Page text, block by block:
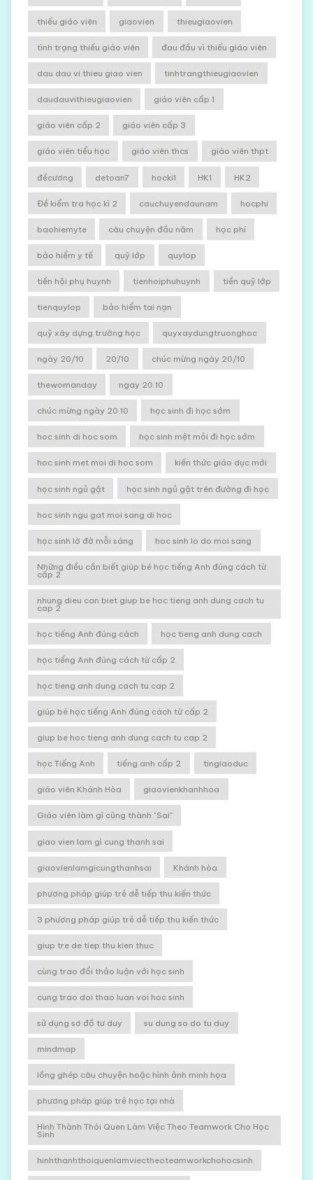
thiếu giáo viên giaovien thieugiaovien
tình trạng thiếu giáo viên đau đầu vì thiếu giáo viên
dau dau vi thieu giao vien tinhtrangthieugiaovien
daudauvithieugiaovien giáo viên cấp 1
giáo viên cấp 2 giáo viên cấp 3
giáo viên tiểu học giáo viên thcs giáo viên thpt
đềcương detoan7 hocki1 HK1 HK2
Đề kiểm tra học kì 2 cauchuyendaunam hocphi
baohiemyte câu chuyện đầu năm học phí
bảo hiểm y tế quỹ lớp quylop
tiền hội phụ huynh tienhoiphuhuynh tiền quỹ lớp
tienquylop bảo hiểm tai nạn
quỹ xây dựng trường học quyxaydungtruonghoc
ngày 20/10 20/10 chúc mừng ngày 20/10
thewomanday ngay 20.10
chúc mừng ngày 20.10 học sinh đi học sớm
hoc sinh di hoc som học sinh mệt mỏi đi học sớm
hoc sinh met moi di hoc som kiến thức giáo dục mới
học sinh ngủ gật học sinh ngủ gật trên đường đi học
hoc sinh ngu gat moi sang di hoc
học sinh lờ đờ mỗi sáng hoc sinh lo do moi sang
Những điều cần biết giúp bé học tiếng Anh đúng cách từ
cấp 2
nhung dieu can biet giup be hoc tieng anh dung cach tu
cap 2
học tiếng Anh đúng cách học tieng anh dung cach
học tiếng Anh đúng cách từ cấp 2
học tieng anh dung cach tu cap 2
giúp bé học tiếng Anh đúng cách từ cấp 2
giup be hoc tieng anh dung cach tu cap 2
học Tiếng Anh tiếng anh cấp 2 tingiaoduc
giáo viên Khánh Hòa giaovienkhanhhoa
Giáo viên làm gì cũng thành "Sai"
giao vien lam gì cung thanh sai
giaovienlamgicungthanhsai Khánh hòa
phương pháp giúp trẻ dễ tiếp thu kiến thức
3 phương pháp giúp trẻ dễ tiếp thu kiến thức
giup tre de tiep thu kien thuc
cùng trao đổi thảo luận với học sinh
cung trao doi thao luan voi hoc sinh
sử dụng sơ đồ tư duy su dung so do tu duy
mindmap
lồng ghép câu chuyện hoặc hình ảnh minh họa
phương pháp giúp trẻ học tại nhà
Hình Thành Thói Quen Làm Việc Theo Teamwork Cho Học
Sinh
hinhthanhthoiquenlamviectheoteamworkchohocsinh